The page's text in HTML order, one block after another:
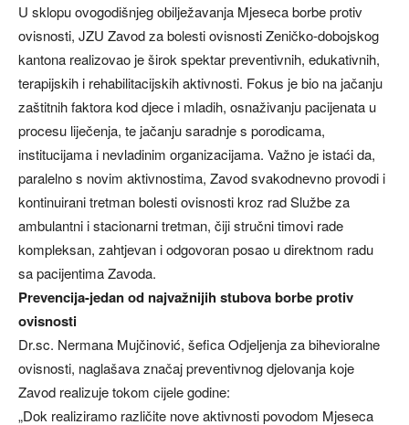
U sklopu ovogodišnjeg obilježavanja Mjeseca borbe protiv
ovisnosti, JZU Zavod za bolesti ovisnosti Zeničko-dobojskog
kantona realizovao je širok spektar preventivnih, edukativnih,
terapijskih i rehabilitacijskih aktivnosti. Fokus je bio na jačanju
zaštitnih faktora kod djece i mladih, osnaživanju pacijenata u
procesu liječenja, te jačanju saradnje s porodicama,
institucijama i nevladinim organizacijama. Važno je istaći da,
paralelno s novim aktivnostima, Zavod svakodnevno provodi i
kontinuirani tretman bolesti ovisnosti kroz rad Službe za
ambulantni i stacionarni tretman, čiji stručni timovi rade
kompleksan, zahtjevan i odgovoran posao u direktnom radu
sa pacijentima Zavoda.
Prevencija-jedan od najvažnijih stubova borbe protiv
ovisnosti
Dr.sc. Nermana Mujčinović, šefica Odjeljenja za bihevioralne
ovisnosti, naglašava značaj preventivnog djelovanja koje
Zavod realizuje tokom cijele godine:
„Dok realiziramo različite nove aktivnosti povodom Mjeseca